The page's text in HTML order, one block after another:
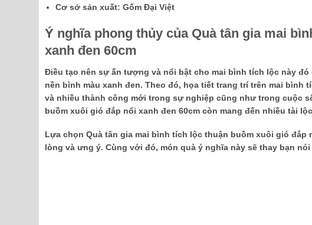
Cơ sở sản xuất: Gốm Đại Việt
Ý nghĩa phong thủy của Quà tân gia mai
xanh đen 60cm
Điều tạo nên sự ấn tượng và nổi bật cho mai bình tích lộc này
nền bình màu xanh đen. Theo đó, họa tiết trang trí trên mai
và nhiều thành công mới trong sự nghiệp cũng như trong cuộc
buồm xuôi gió đắp nổi xanh đen 60cm còn mang đến nhiều tài
Lựa chọn Quà tân gia mai bình tích lộc thuận buồm xuôi gió
lòng và ưng ý. Cùng với đó, món quà ý nghĩa này sẽ thay bạn